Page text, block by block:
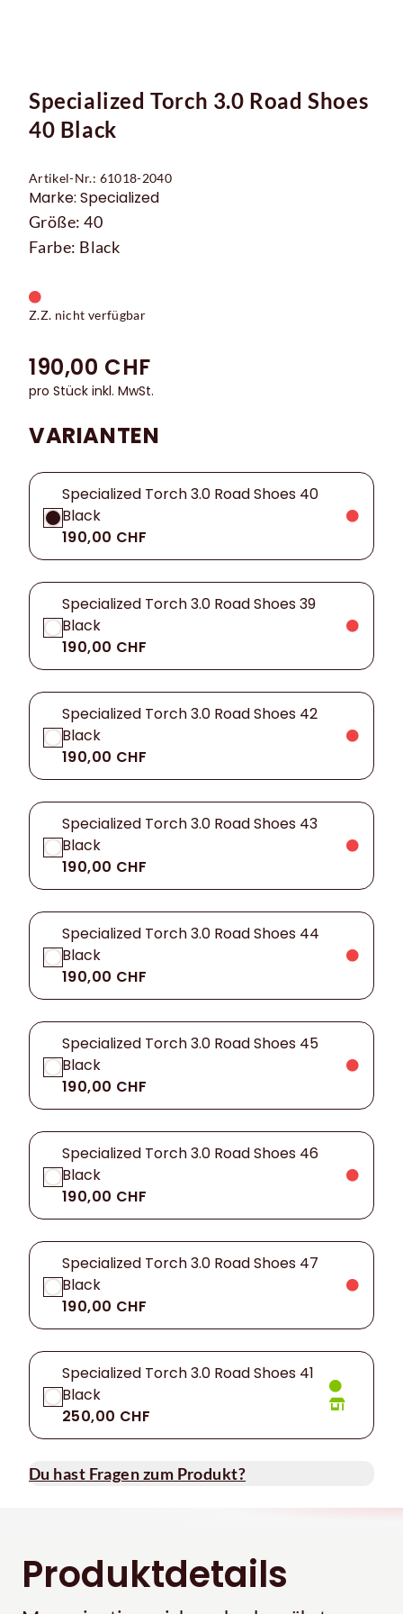
Specialized Torch 3.0 Road Shoes
40 Black
Artikel-Nr.: 61018-2040
Marke: Specialized
Größe: 40
Farbe: Black
Z.Z. nicht verfügbar
190,00 CHF
pro Stück inkl. MwSt.
VARIANTEN
Specialized Torch 3.0 Road Shoes 40
Black
190,00 CHF
Specialized Torch 3.0 Road Shoes 39
Black
190,00 CHF
Specialized Torch 3.0 Road Shoes 42
Black
190,00 CHF
Specialized Torch 3.0 Road Shoes 43
Black
190,00 CHF
Specialized Torch 3.0 Road Shoes 44
Black
190,00 CHF
Specialized Torch 3.0 Road Shoes 45
Black
190,00 CHF
Specialized Torch 3.0 Road Shoes 46
Black
190,00 CHF
Specialized Torch 3.0 Road Shoes 47
Black
190,00 CHF
Specialized Torch 3.0 Road Shoes 41
Black
250,00 CHF
Du hast Fragen zum Produkt?
Produktdetails